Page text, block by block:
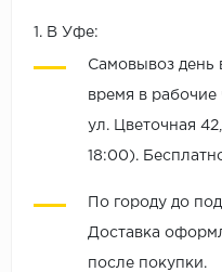
1. В Уфе:
Самовывоз день
время в рабочие
ул. Цветочная
18:00).
По городу до
Доставка
после покупки.